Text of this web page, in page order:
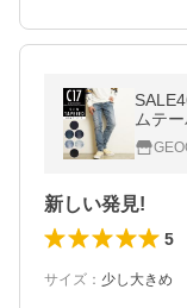
ムテ
新しい発見!
5
サイズ ： 少し大きめ